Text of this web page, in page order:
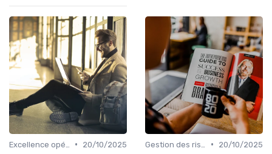
•
20/10/2025
•
20/10/2025